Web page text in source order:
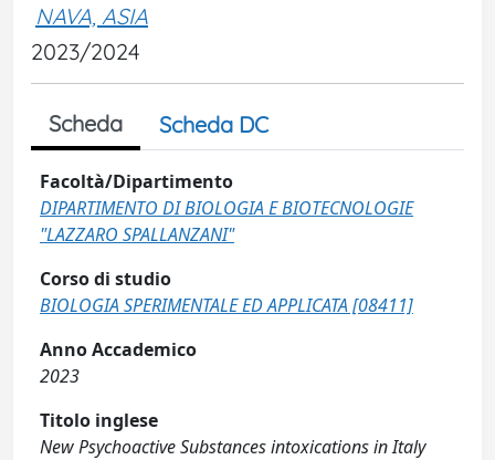
NAVA, ASIA
2023/2024
Scheda Scheda DC
Facoltà/Dipartimento
DIPARTIMENTO DI BIOLOGIA E BIOTECNOLOGIE
"LAZZARO SPALLANZANI"
Corso di studio
BIOLOGIA SPERIMENTALE ED APPLICATA [08411]
Anno Accademico
2023
Titolo inglese
New Psychoactive Substances intoxications in Italy